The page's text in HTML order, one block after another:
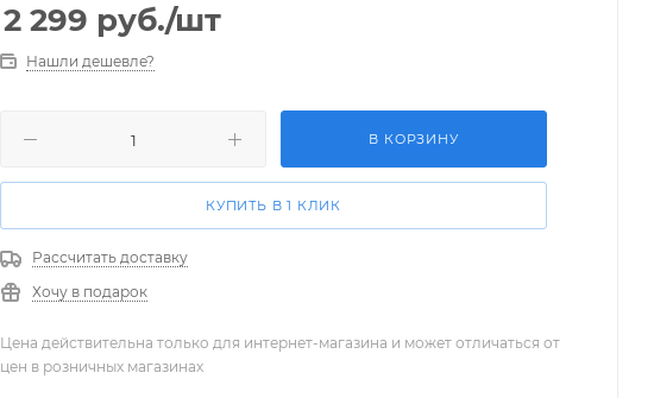
2 299 руб./шт
Нашли дешевле?
В КОРЗИНУ
КУПИТЬ В 1 КЛИК
Рассчитать доставку
Хочу в подарок
Цена действительна только для интернет-магазина и может отличаться от
цен в розничных магазинах